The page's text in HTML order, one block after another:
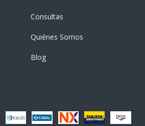
Consultas
Quiénes Somos
Blog